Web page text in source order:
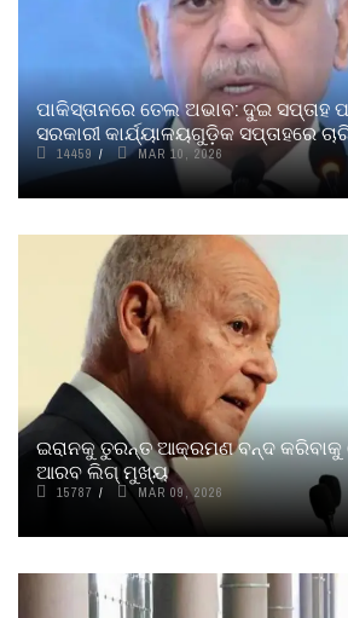
ପାକିସ୍ତାନରେ ତେଲ ଅଭାବ: ଦୁଇ ସପ୍ତାହ
ସରକାରୀ କାର୍ଯ୍ୟାଳୟଗୁଡ଼ିକ ସପ୍ତାହରେ
14459 MAR 10, 2026
ଇରାନକୁ ତୁରନ୍ତ ଆକ୍ରମଣ ବନ୍ଦ କରିବାକୁ
ଆରବ ଲିଗ୍ ମୁଖ୍ୟ
15787 MAR 09, 2026